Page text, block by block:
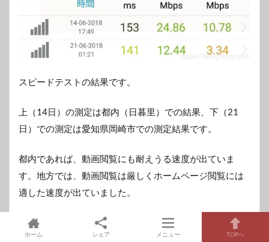
スピードテストの結果です。
上（14日）の測定は都内（日暮里）での結果、下（21
日）での測定は愛知県岡崎市での測定結果です。
都内であれば、動画閲覧にも耐えうる速度が出ていま
す。地方では、動画閲覧は厳しくホームページ閲覧には
適した速度が出ていました。
ホーム シェア メニュー TOPへ